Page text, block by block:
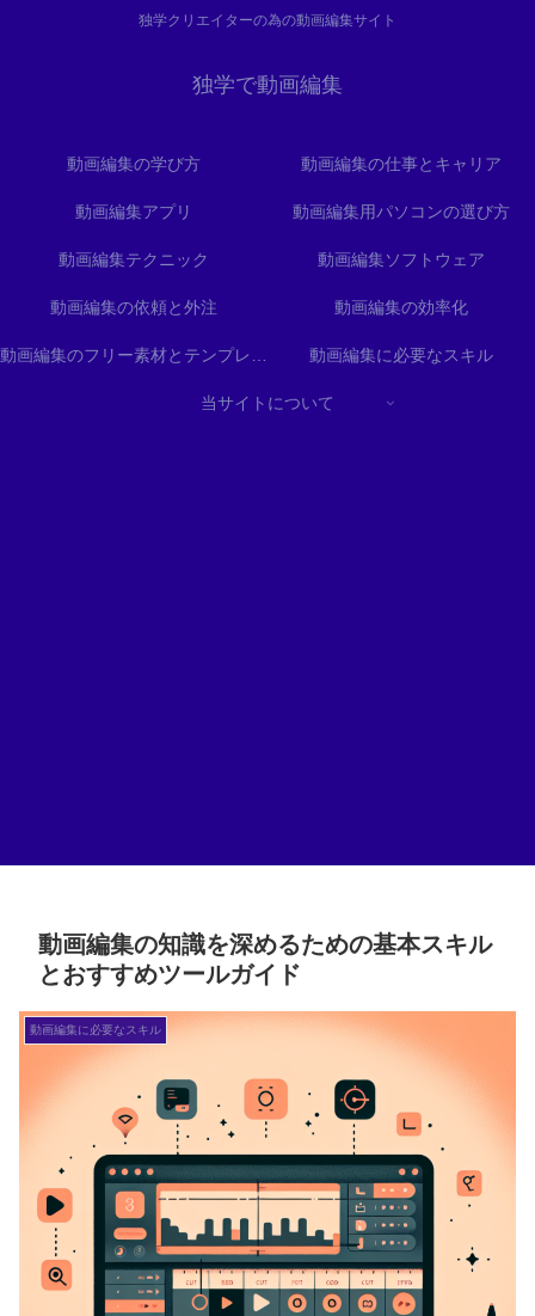
独学クリエイターの為の動画編集サイト
独学で動画編集
動画編集の学び方 動画編集の仕事とキャリア
動画編集アプリ 動画編集用パソコンの選び方
動画編集テクニック 動画編集ソフトウェア
動画編集の依頼と外注 動画編集の効率化
動画編集のフリー素材とテンプレート 動画編集に必要なスキル
当サイトについて
動画編集の知識を深めるための基本スキル
とおすすめツールガイド
動画編集に必要なスキル